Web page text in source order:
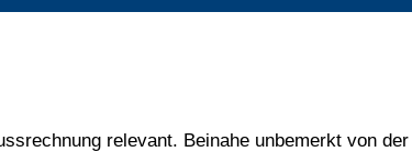
relevant. Beinahe unbemerkt von